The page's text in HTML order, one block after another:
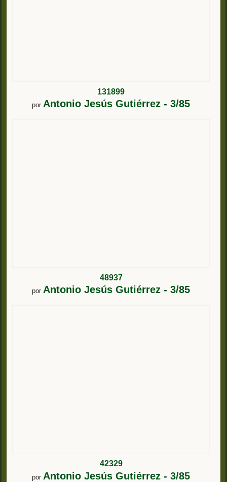
131899
por Antonio Jesús Gutiérrez - 3/85
48937
por Antonio Jesús Gutiérrez - 3/85
42329
por Antonio Jesús Gutiérrez - 3/85